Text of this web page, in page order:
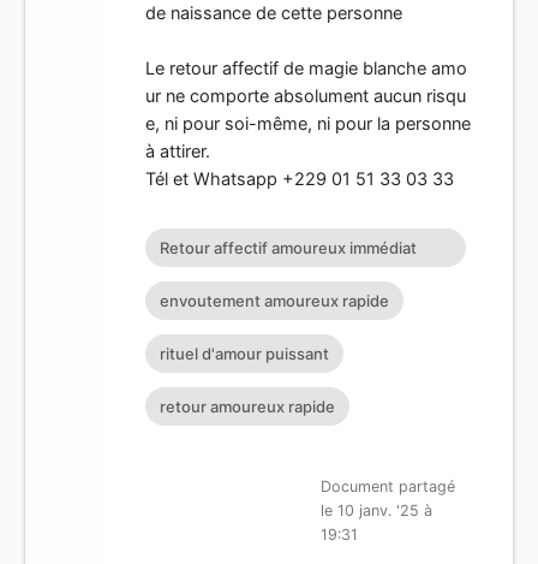
de naissance de cette personne
Le retour affectif de magie blanche amo
ur ne comporte absolument aucun risqu
e, ni pour soi-même, ni pour la personne
à attirer.
Tél et Whatsapp +229 01 51 33 03 33
Retour affectif amoureux immédiat
gratuit Rituel retour affectif
envoutement amoureux rapide
rituel d'amour puissant
retour amoureux rapide
Document partagé
le 10 janv. '25 à
19:31